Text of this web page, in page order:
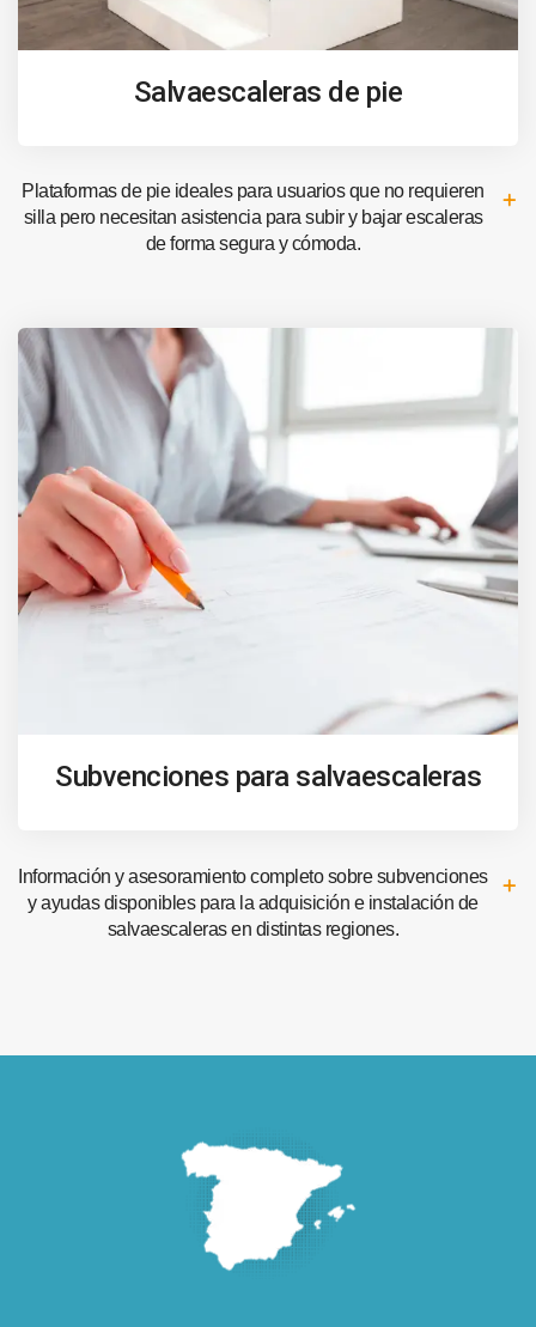
Salvaescaleras de pie
Plataformas de pie ideales para usuarios que no requieren
silla pero necesitan asistencia para subir y bajar escaleras
de forma segura y cómoda.
Subvenciones para salvaescaleras
Información y asesoramiento completo sobre subvenciones
y ayudas disponibles para la adquisición e instalación de
salvaescaleras en distintas regiones.